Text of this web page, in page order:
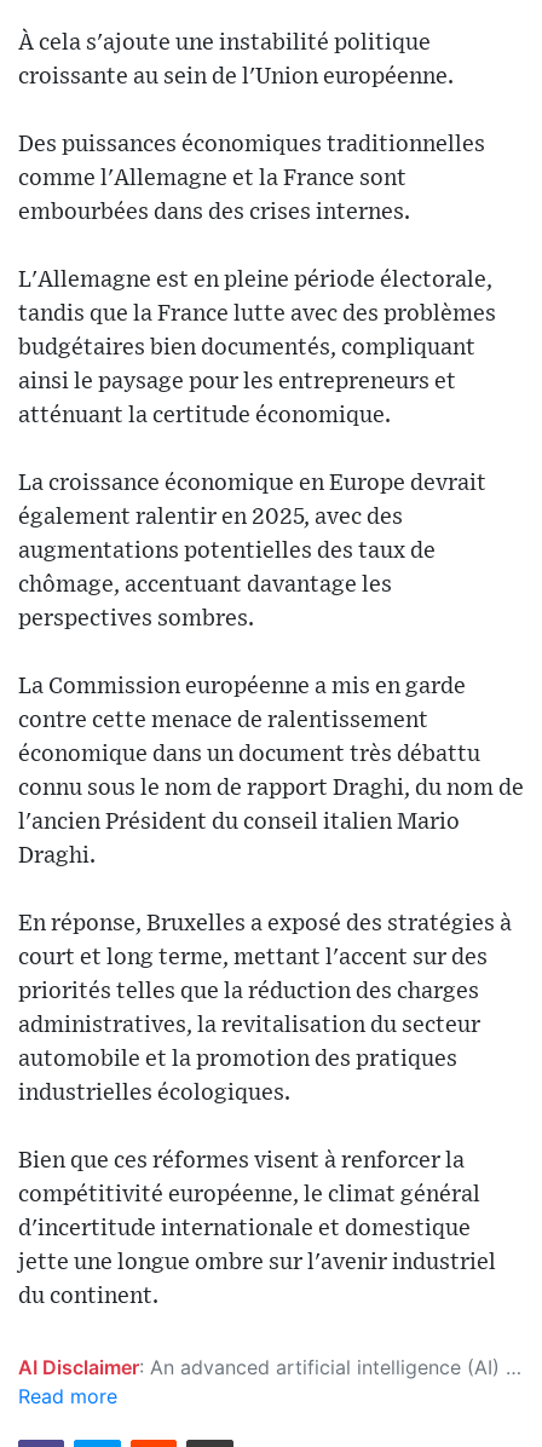
À cela s'ajoute une instabilité politique
croissante au sein de l'Union européenne.
Des puissances économiques traditionnelles
comme l'Allemagne et la France sont
embourbées dans des crises internes.
L'Allemagne est en pleine période électorale,
tandis que la France lutte avec des problèmes
budgétaires bien documentés, compliquant
ainsi le paysage pour les entrepreneurs et
atténuant la certitude économique.
La croissance économique en Europe devrait
également ralentir en 2025, avec des
augmentations potentielles des taux de
chômage, accentuant davantage les
perspectives sombres.
La Commission européenne a mis en garde
contre cette menace de ralentissement
économique dans un document très débattu
connu sous le nom de rapport Draghi, du nom de
l'ancien Président du conseil italien Mario
Draghi.
En réponse, Bruxelles a exposé des stratégies à
court et long terme, mettant l'accent sur des
priorités telles que la réduction des charges
administratives, la revitalisation du secteur
automobile et la promotion des pratiques
industrielles écologiques.
Bien que ces réformes visent à renforcer la
compétitivité européenne, le climat général
d'incertitude internationale et domestique
jette une longue ombre sur l'avenir industriel
du continent.
AI Disclaimer: An advanced artificial intelligence (AI) system generated the content of this page on its own. This innovative technology conducts extensive research from a variety of reliable sources, performs rigorous fact-checking and verification, cleans up and balances biased or manipulated content, and presents a minimal factual summary that is just enough yet essential for you to function as an informed and educated citizen. Please keep in mind, however, that this system is an evolving technology, and as a result, the article may contain accidental inaccuracies or errors. We urge you to help us improve our site by reporting any inaccuracies you find using the "
Read more